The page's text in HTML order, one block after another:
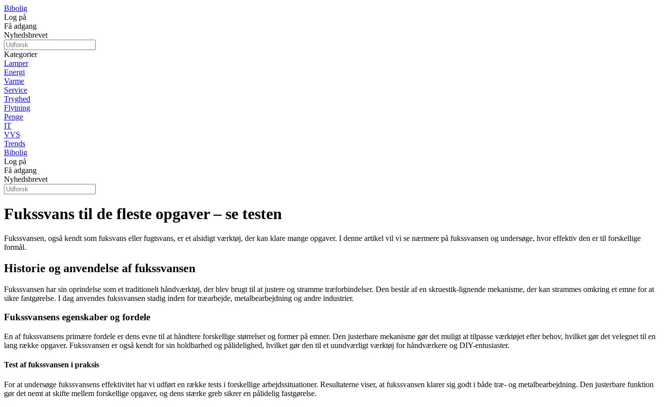
Bibolig
Log på
Få adgang
Nyhedsbrevet
Kategorier
Lamper
Energi
Varme
Service
Tryghed
Flytning
Penge
IT
VVS
Trends
Bibolig
Log på
Få adgang
Nyhedsbrevet
Fukssvans til de fleste opgaver – se testen
Fukssvansen, også kendt som fuksvans eller fugtsvans, er et alsidigt værktøj, der kan klare mange opgaver. I denne artikel vil vi se nærmere på fukssvansen og undersøge, hvor effektiv den er til forskellige
formål.
Historie og anvendelse af fukssvansen
Fukssvansen har sin oprindelse som et traditionelt håndværktøj, der blev brugt til at justere og stramme træforbindelser. Den består af en skruestik-lignende mekanisme, der kan strammes omkring et emne for at
sikre fastgørelse. I dag anvendes fukssvansen stadig inden for træarbejde, metalbearbejdning og andre industrier.
Fukssvansens egenskaber og fordele
En af fukssvansens primære fordele er dens evne til at håndtere forskellige størrelser og former på emner. Den justerbare mekanisme gør det muligt at tilpasse værktøjet efter behov, hvilket gør det velegnet til en
lang række opgaver. Fukssvansen er også kendt for sin holdbarhed og pålidelighed, hvilket gør den til et uundværligt værktøj for håndværkere og DIY-entusiaster.
Test af fukssvansen i praksis
For at undersøge fukssvansens effektivitet har vi udført en række tests i forskellige arbejdssituationer. Resultaterne viser, at fukssvansen klarer sig godt i både træ- og metalbearbejdning. Den justerbare funktion
gør det nemt at skifte mellem forskellige opgaver, og dens stærke greb sikrer en pålidelig fastgørelse.